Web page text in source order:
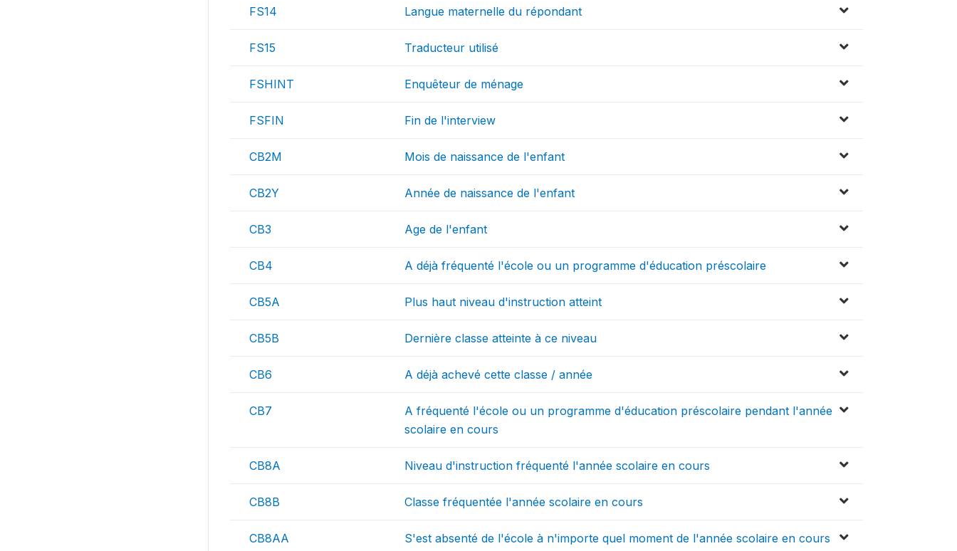
FS14 Langue maternelle du répondant
FS15 Traducteur utilisé
FSHINT Enquêteur de ménage
FSFIN Fin de l'interview
CB2M Mois de naissance de l'enfant
CB2Y Année de naissance de l'enfant
CB3 Age de l'enfant
CB4 A déjà fréquenté l'école ou un programme d'éducation préscolaire
CB5A Plus haut niveau d'instruction atteint
CB5B Dernière classe atteinte à ce niveau
CB6 A déjà achevé cette classe / année
CB7
A fréquenté l'école ou un programme d'éducation préscolaire pendant l'année
scolaire en cours
CB8A Niveau d'instruction fréquenté l'année scolaire en cours
CB8B Classe fréquentée l'année scolaire en cours
CB8AA S'est absenté de l'école à n'importe quel moment de l'année scolaire en cours